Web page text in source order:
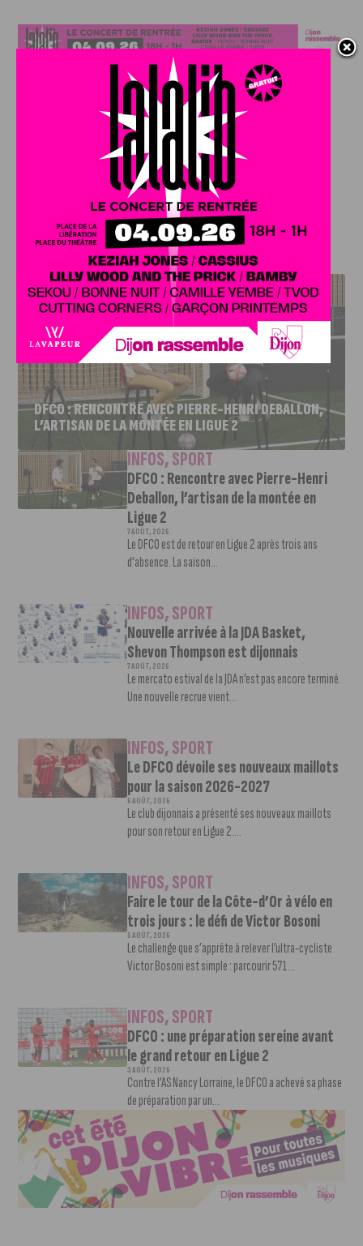
Salle Camille Claudel, 4 rue Camille Claudel – Dijon
Samedi 21 juin 2025
14h à 19h
Infos & inscriptions
:
Aurélie Falempe – 07 76 06 90 68
aurelie.falempe@petitsfreresdespauvres.fr
J'AIME LE DFCO
DFCO : RENCONTRE AVEC PIERRE-HENRI DEBALLON,
L’ARTISAN DE LA MONTÉE EN LIGUE 2
INFOS,SPORT
DFCO : Rencontre avec Pierre-Henri
Deballon, l’artisan de la montée en
Ligue 2
7 AOÛT, 2026
Le DFCO est de retour en Ligue 2 après trois ans
d’absence. La saison...
INFOS,SPORT
Nouvelle arrivée à la JDA Basket,
Shevon Thompson est dijonnais
7 AOÛT, 2026
Le mercato estival de la JDA n’est pas encore terminé.
Une nouvelle recrue vient...
INFOS,SPORT
Le DFCO dévoile ses nouveaux maillots
pour la saison 2026-2027
6 AOÛT, 2026
Le club dijonnais a présenté ses nouveaux maillots
pour son retour en Ligue 2....
INFOS,SPORT
Faire le tour de la Côte-d’Or à vélo en
trois jours : le défi de Victor Bosoni
5 AOÛT, 2026
Le challenge que s’apprête à relever l’ultra-cycliste
Victor Bosoni est simple : parcourir 571...
INFOS,SPORT
DFCO : une préparation sereine avant
le grand retour en Ligue 2
3 AOÛT, 2026
Contre l’AS Nancy Lorraine, le DFCO a achevé sa phase
de préparation par un...